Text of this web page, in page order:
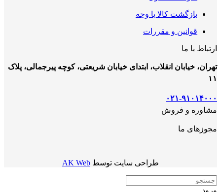
بازگشت کالا یا وجه
قوانین و مقررات
ارتباط با ما
تهران، خیابان انقلاب، ابتدای خیابان شریعتی، کوچه پیرجمالی، پلاک
۱۱
۰۲۱-۹۱۰۱۴۰۰۰
مشاوره و فروش
مجوزهای ما
طراحی سایت توسط AK Web